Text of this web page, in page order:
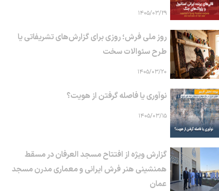
۱۴۰۵/۰۳/۲۹
روز ملی فرش؛ روزی برای گزارش‌های تشریفاتی یا
طرح سئوالات سخت
۱۴۰۵/۰۳/۲۰
نوآوری یا فاصله گرفتن از هویت؟
۱۴۰۵/۰۳/۱۵
گزارش ویژه از افتتاح مسجد العرفان در مسقط
همنشینی هنر فرش ایرانی و معماری مدرن مسجد
عمان